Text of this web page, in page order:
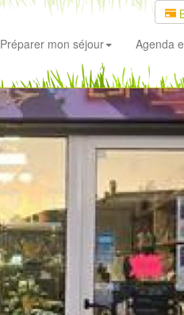
Préparer mon séjour Agenda